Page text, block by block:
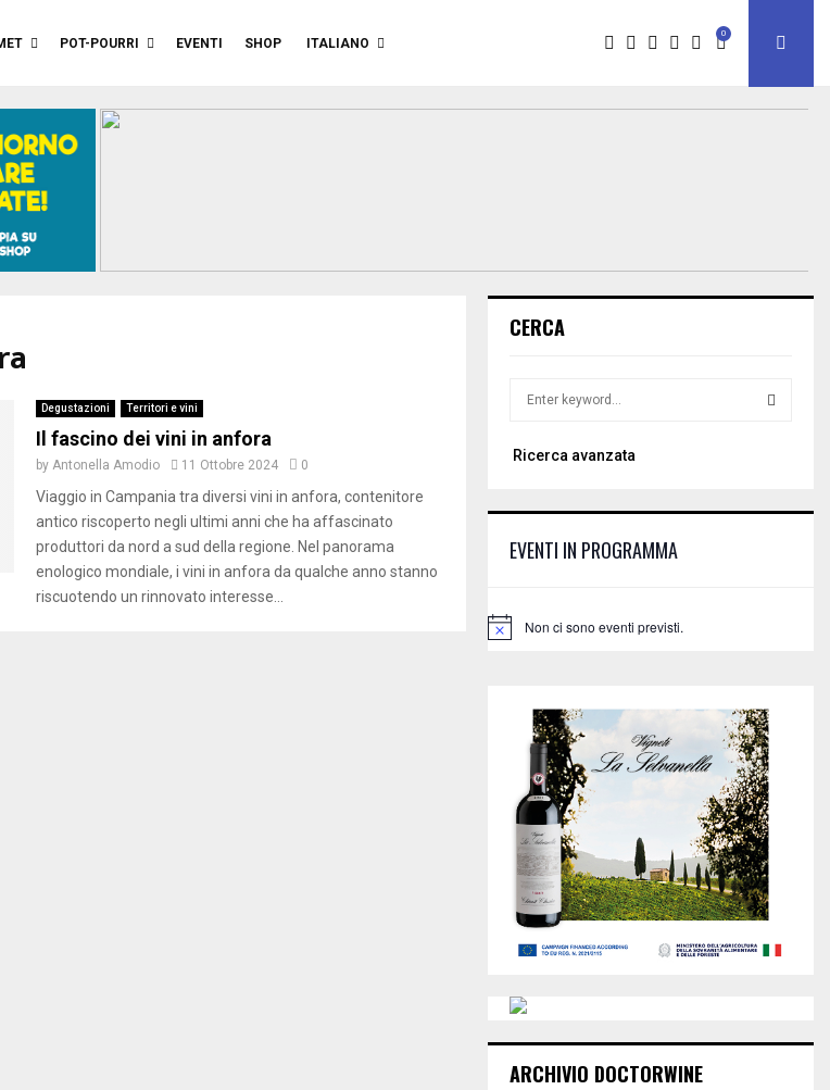
POT-POURRI EVENTI SHOP ITALIANO
0
Degustazioni Territori e vini
Il fascino dei vini in anfora
by Antonella Amodio 11 Ottobre 2024 0
Viaggio in Campania tra diversi vini in anfora, contenitore
antico riscoperto negli ultimi anni che ha affascinato
produttori da nord a sud della regione. Nel panorama
enologico mondiale, i vini in anfora da qualche anno stanno
riscuotendo un rinnovato interesse...
CERCA
r
o
Ricerca avanzata
EVENTI IN PROGRAMMA
N
Non ci sono eventi previsti.
ARCHIVIO DOCTORWINE